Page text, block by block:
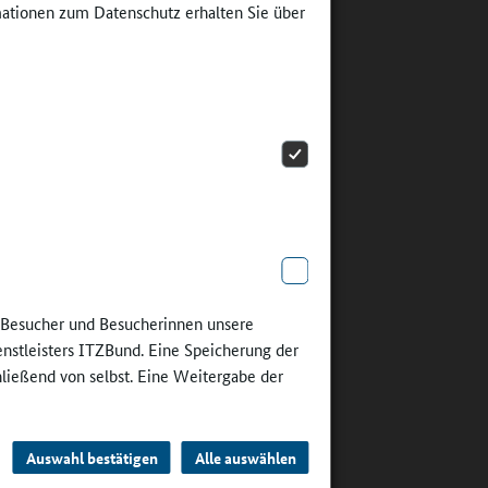
zum Datenschutz erhalten Sie über
und Besucherinnen unsere
ITZBund. Eine Speicherung der
von selbst. Eine Weitergabe der
Auswahl bestätigen Alle auswählen